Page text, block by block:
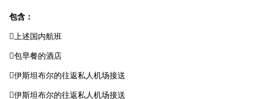
包含：
上述国内航班
包早餐的酒店
伊斯坦布尔的往返私人机场接送
伊斯坦布尔的往返私人机场接送